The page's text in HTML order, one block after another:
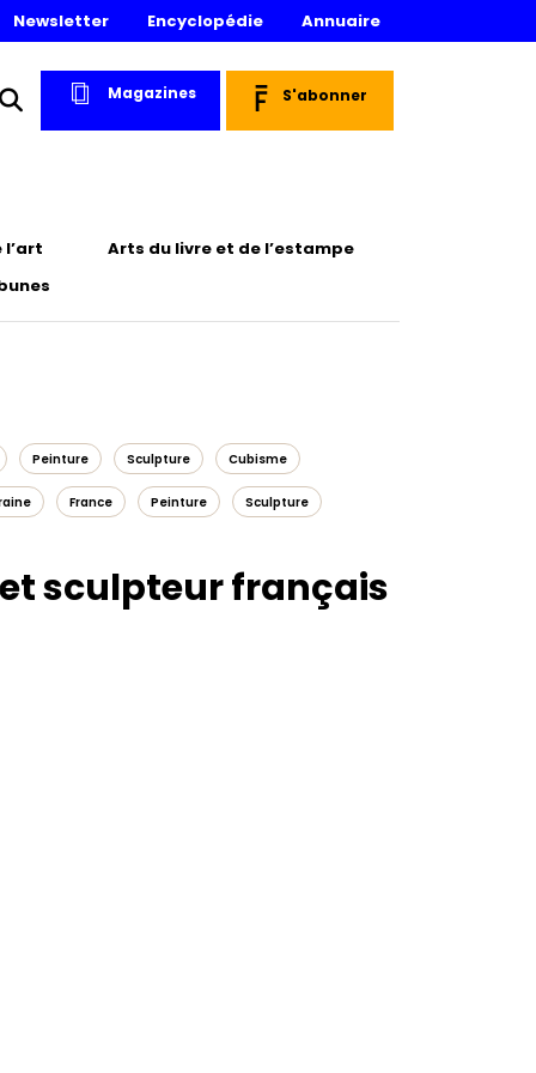
Newsletter Encyclopédie Annuaire
Magazines S'abonner
l’art
Arts du livre et de l’estampe
Peinture Sculpture Cubisme
France Peinture Sculpture
sculpteur français